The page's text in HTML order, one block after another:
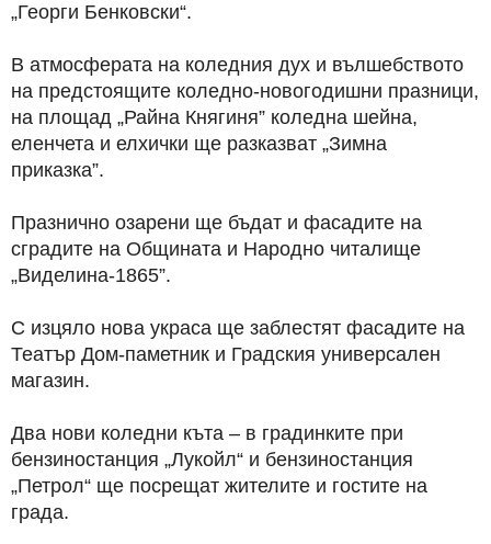
„Георги Бенковски“.
В атмосферата на коледния дух и вълшебството
на предстоящите коледно-новогодишни празници,
на площад „Райна Княгиня” коледна шейна,
еленчета и елхички ще разказват „Зимна
приказка”.
Празнично озарени ще бъдат и фасадите на
сградите на Общината и Народно читалище
„Виделина-1865”.
С изцяло нова украса ще заблестят фасадите на
Театър Дом-паметник и Градския универсален
магазин.
Два нови коледни къта – в градинките при
бензиностанция „Лукойл“ и бензиностанция
„Петрол“ ще посрещат жителите и гостите на
града.